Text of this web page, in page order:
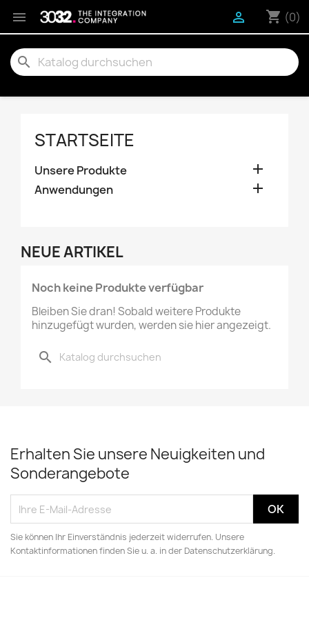
 shopping_cart (0)

search
STARTSEITE
Unsere Produkte 
Anwendungen 
NEUE ARTIKEL
Noch keine Produkte verfügbar
Bleiben Sie dran! Sobald weitere Produkte
hinzugefügt wurden, werden sie hier angezeigt.
search
Erhalten Sie unsere Neuigkeiten und
Sonderangebote
Sie können Ihr Einverständnis jederzeit widerrufen. Unsere
Kontaktinformationen finden Sie u. a. in der Datenschutzerklärung.